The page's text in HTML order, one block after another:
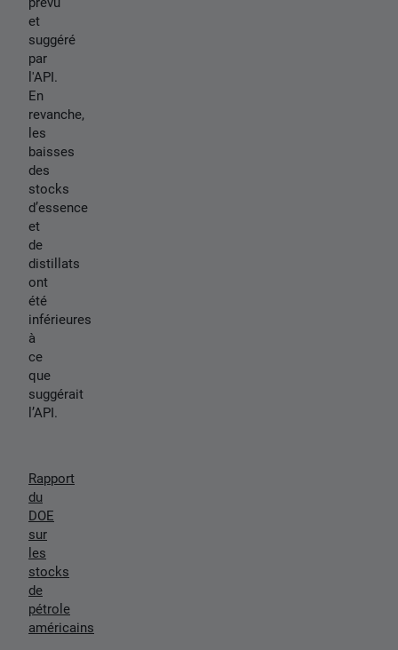
et
suggéré
par
l'API.
En
revanche,
les
baisses
des
stocks
d’essence
et
de
distillats
ont
été
inférieures
à
ce
que
suggérait
l’API.
Rapport
du
DOE
sur
les
stocks
de
pétrole
américains